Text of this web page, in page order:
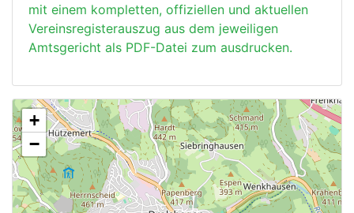
mit einem kompletten, offiziellen und aktuellen
Vereinsregisterauszug aus dem jeweiligen
Amtsgericht als PDF-Datei zum ausdrucken.
+
−